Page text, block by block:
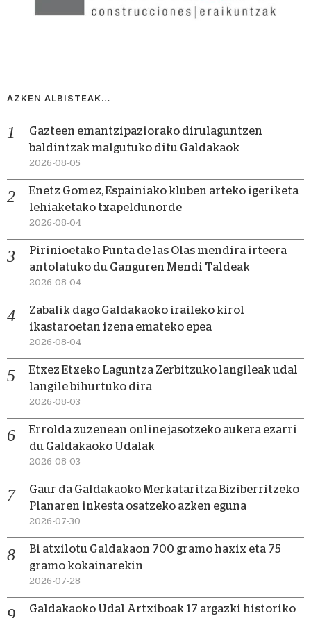
AZKEN ALBISTEAK…
Gazteen emantzipaziorako dirulaguntzen
baldintzak malgutuko ditu Galdakaok
2026-08-05
Enetz Gomez, Espainiako kluben arteko igeriketa
lehiaketako txapeldunorde
2026-08-04
Pirinioetako Punta de las Olas mendira irteera
antolatuko du Ganguren Mendi Taldeak
2026-08-04
Zabalik dago Galdakaoko iraileko kirol
ikastaroetan izena emateko epea
2026-08-04
Etxez Etxeko Laguntza Zerbitzuko langileak udal
langile bihurtuko dira
2026-08-03
Errolda zuzenean online jasotzeko aukera ezarri
du Galdakaoko Udalak
2026-08-03
Gaur da Galdakaoko Merkataritza Biziberritzeko
Planaren inkesta osatzeko azken eguna
2026-07-30
Bi atxilotu Galdakaon 700 gramo haxix eta 75
gramo kokainarekin
2026-07-28
Galdakaoko Udal Artxiboak 17 argazki historiko